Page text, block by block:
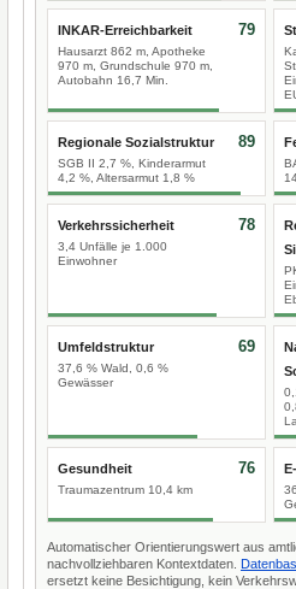
INKAR-Erreichbarkeit
Hausarzt 862 m, Apotheke
970 m, Grundschule 970 m,
Autobahn 16,7 Min.
79
Regionale Sozialstruktur
SGB II 2,7 %, Kinderarmut
4,2 %, Altersarmut 1,8 %
89
Verkehrssicherheit
3,4 Unfälle je 1.000
Einwohner
78
Umfeldstruktur
37,6 % Wald, 0,6 %
Gewässer
69
Gesundheit
Traumazentrum 10,4 km
76
Automatischer Orientierungswert aus
nachvollziehbaren Kontextdaten.
ersetzt keine Besichtigung, kein